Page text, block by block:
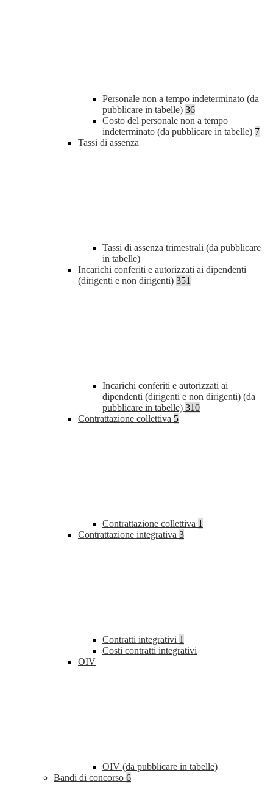
Personale non a tempo indeterminato (da
pubblicare in tabelle) 36
Costo del personale non a tempo
indeterminato (da pubblicare in tabelle) 7
Tassi di assenza
Tassi di assenza trimestrali (da pubblicare
in tabelle)
Incarichi conferiti e autorizzati ai dipendenti
(dirigenti e non dirigenti) 351
Incarichi conferiti e autorizzati ai
dipendenti (dirigenti e non dirigenti) (da
pubblicare in tabelle) 310
Contrattazione collettiva 5
Contrattazione collettiva 1
Contrattazione integrativa 3
Contratti integrativi 1
Costi contratti integrativi
OIV
OIV (da pubblicare in tabelle)
Bandi di concorso 6